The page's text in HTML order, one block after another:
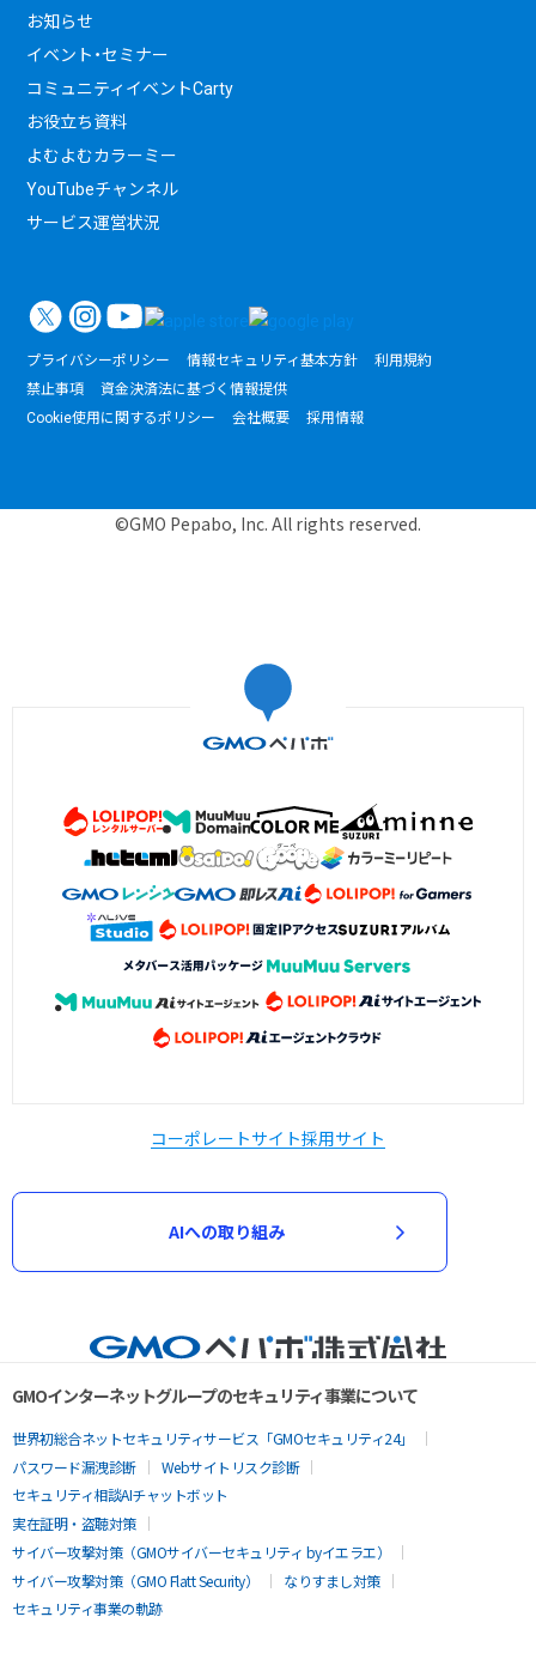
お知らせ
イベント・セミナー
コミュニティイベントCarty
お役立ち資料
よむよむカラーミー
YouTubeチャンネル
サービス運営状況
プライバシーポリシー 情報セキュリティ基本方針
利用規約
禁止事項
資金決済法に基づく情報提供
Cookie使用に関するポリシー
会社概要 採用情報
©GMO Pepabo, Inc. All rights reserved.
コーポレートサイト採用サイト
AIへの取り組み
GMOインターネットグループのセキュリティ事業について
世界初総合ネットセキュリティサービス「GMOセキュリティ24」
パスワード漏洩診断
Webサイトリスク診断
セキュリティ相談AIチャットボット
実在証明・盗聴対策
サイバー攻撃対策（GMOサイバーセキュリティ byイエラエ）
サイバー攻撃対策（GMO Flatt Security）
なりすまし対策
セキュリティ事業の軌跡